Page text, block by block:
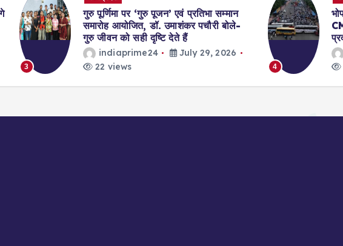
सम्मान
बोले-
2026
भोपाल में किसान आंदोलन के बीच बड़ा फैसला,
CM मोहन यादव ने बनाई वार्ता समिति; अर्धनग्न
प्रदर्शन से बढ़ा सियासी ताप
indiaprime24
July 29, 2026